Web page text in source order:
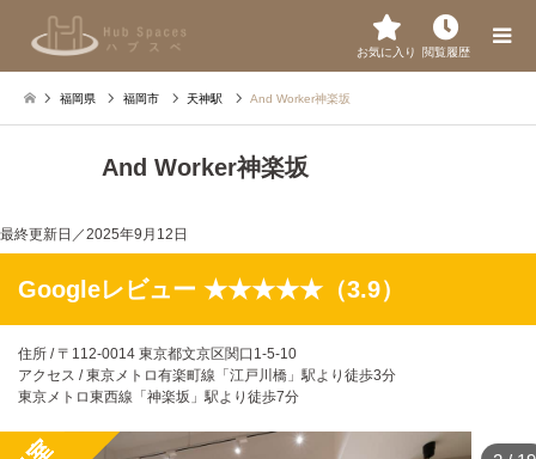
お気に入り 閲覧履歴
福岡県 福岡市 天神駅 And Worker神楽坂
And Worker神楽坂
最終更新日／2025年9月12日
Googleレビュー ★★★★★（3.9）
住所 / 〒112-0014 東京都文京区関口1-5-10
アクセス / 東京メトロ有楽町線「江戸川橋」駅より徒歩3分
東京メトロ東西線「神楽坂」駅より徒歩7分